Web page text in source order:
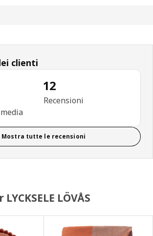
clienti
Recensione: 4.3 di 5 stelle. Recensioni totali: 12
12
Recensioni
Mostra tutte le recensioni
LÖVÅS